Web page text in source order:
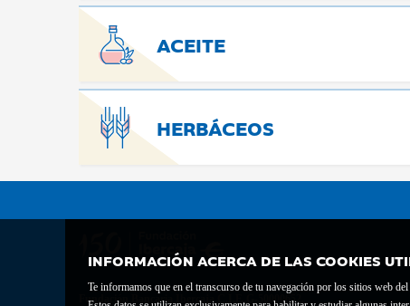
INFORMACIÓN ACERCA DE LAS COOKIES
Te informamos que en el transcurso de tu navegación por los sitios web
ACEITE
HERBÁCEOS
Fundación Bancaria Ibercaja C.I.F. G-50000652.